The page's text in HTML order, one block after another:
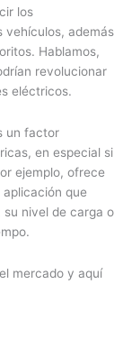
los
vehículos, además
Hablamos,
revolucionar
eléctricos.
un factor
en especial si
ejemplo, ofrece
que
nivel de carga o
mercado y aquí